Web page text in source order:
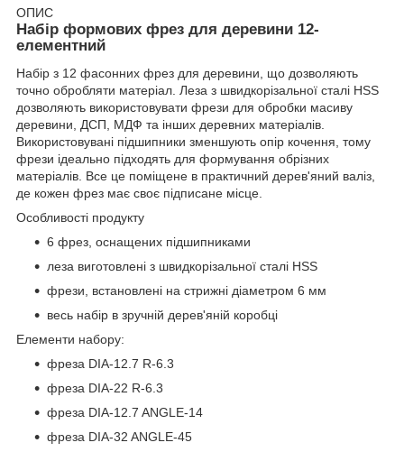
ОПИС
Набір формових фрез для деревини 12-
елементний
Набір з 12 фасонних фрез для деревини, що дозволяють
точно обробляти матеріал. Леза з швидкорізальної сталі HSS
дозволяють використовувати фрези для обробки масиву
деревини, ДСП, МДФ та інших деревних матеріалів.
Використовувані підшипники зменшують опір кочення, тому
фрези ідеально підходять для формування обрізних
матеріалів. Все це поміщене в практичний дерев'яний валіз,
де кожен фрез має своє підписане місце.
Особливості продукту
6 фрез, оснащених підшипниками
леза виготовлені з швидкорізальної сталі HSS
фрези, встановлені на стрижні діаметром 6 мм
весь набір в зручній дерев'яній коробці
Елементи набору:
фреза DIA-12.7 R-6.3
фреза DIA-22 R-6.3
фреза DIA-12.7 ANGLE-14
фреза DIA-32 ANGLE-45